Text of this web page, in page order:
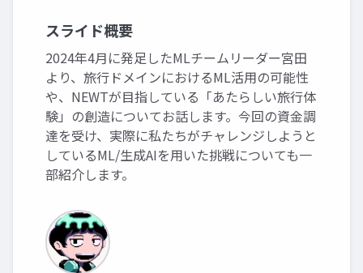
スライド概要
2024年4月に発足したMLチームリーダー宮田
より、旅行ドメインにおけるML活用の可能性
や、NEWTが目指している「あたらしい旅行体
験」の創造についてお話します。今回の資金調
達を受け、実際に私たちがチャレンジしようと
しているML/生成AIを用いた挑戦についても一
部紹介します。